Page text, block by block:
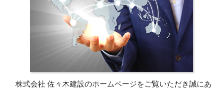
株式会社 佐々木建設のホームページをご覧いただき誠にあ